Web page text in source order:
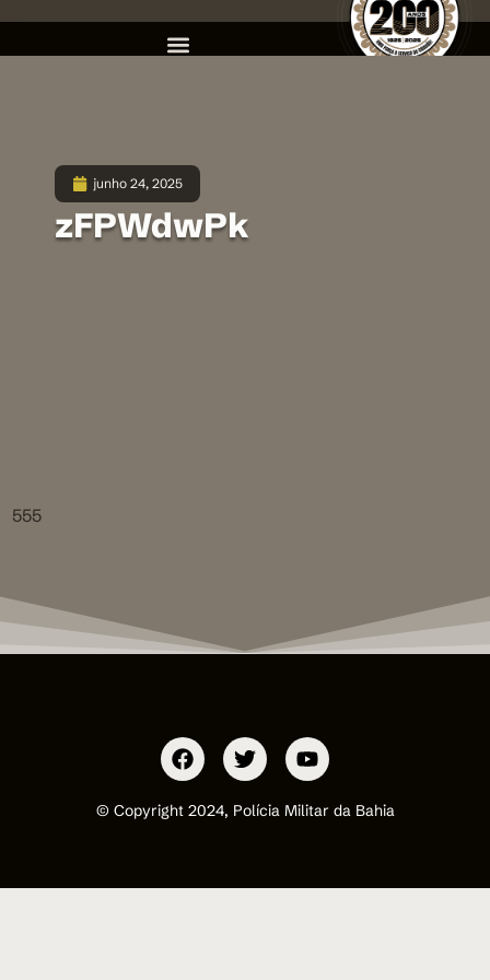
junho 24, 2025
zFPWdwPk
555
© Copyright 2024, Polícia Militar da Bahia